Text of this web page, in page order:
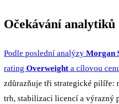
Očekávání analytiků
Podle poslední analýzy Morgan
rating Overweight a cílovou
zdůrazňuje tři strategické pilíře:
trh, stabilizaci licencí a výrazný